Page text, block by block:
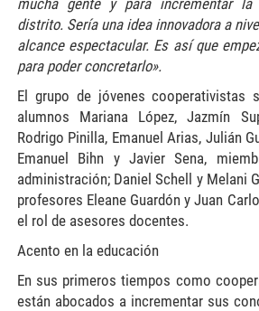
distrito. Sería una idea innovadora a
alcance espectacular. Es así que
para poder concretarlo».
El grupo de jóvenes cooperativistas
alumnos Mariana López, Jazmín
Rodrigo Pinilla, Emanuel Arias, Julián
Emanuel Bihn y Javier Sena,
administración; Daniel Schell y Melani
profesores Eleane Guardón y Juan
el rol de asesores docentes.
Acento en la educación
En sus primeros tiempos como
están abocados a incrementar sus